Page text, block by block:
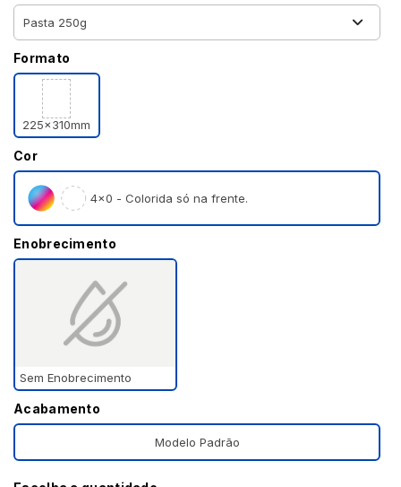
Formato
225x310mm
Cor
4×0 - Colorida só na frente.
Enobrecimento
Sem Enobrecimento
Acabamento
Modelo Padrão